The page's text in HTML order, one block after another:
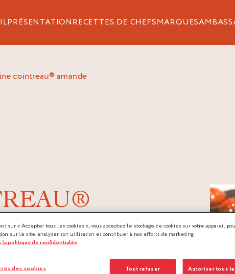
PRÉSENTATIONRECETTES DE CHEFSMARQUES
cointreau® amande
sur « Accepter tous les cookies », vous acceptez le stockage de cookies sur votre appareil
sur le site, analyser son utilisation et contribuer à nos efforts de marketing.
la politique de confidentialite
Tout refuser Autoriser tous
des cookies